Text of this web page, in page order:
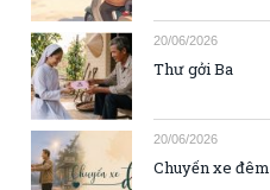
20/06/2026
Thư gởi Ba
20/06/2026
Chuyến xe đêm